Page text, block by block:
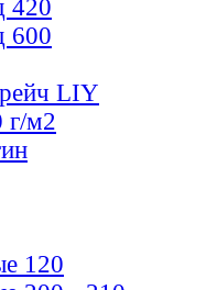
420
600
LIY
г/м2
120